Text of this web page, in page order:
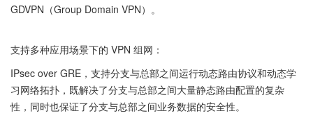
GDVPN（Group Domain VPN）。
支持多种应用场景下的 VPN 组网：
IPsec over GRE，支持分支与总部之间运行动态路由协议和动态学
习网络拓扑，既解决了分支与总部之间大量静态路由配置的复杂
性，同时也保证了分支与总部之间业务数据的安全性。